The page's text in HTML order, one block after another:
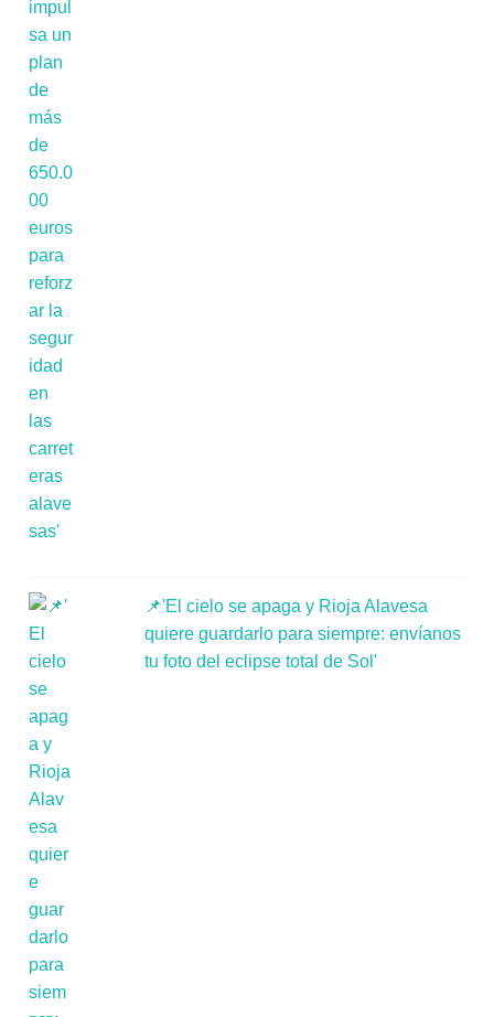
📌'El cielo se apaga y Rioja Alavesa
quiere guardarlo para siempre: envíanos
tu foto del eclipse total de Sol'